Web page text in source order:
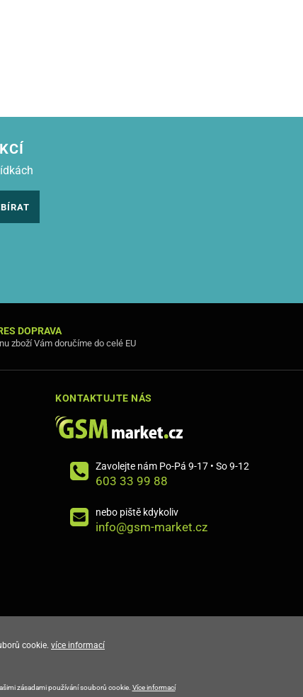
DOPRAVA
zboží Vám doručíme do celé EU
KONTAKTUJTE NÁS
Zavolejte nám Po-Pá 9-17 • So 9-12
603 33 99 88
nebo piště kdykoliv
info@gsm-market.cz
cookie. více informací
zásadami používání souborů cookie. Více informací